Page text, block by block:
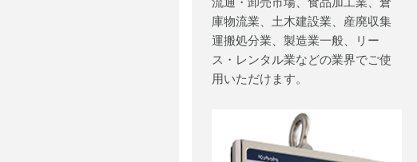
庫物流業、土木建設業、産廃収集
運搬処分業、製造業一般、リー
ス・レンタル業などの業界でご使
用いただけます。